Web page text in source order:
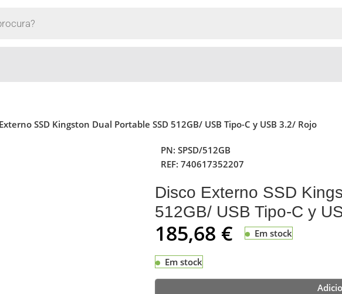
SSD Kingston Dual Portable SSD 512GB/ USB Tipo-C y USB 3.2/ Rojo
PN: SPSD/512GB
REF: 740617352207
Disco Externo SSD
512GB/ USB Tipo-C y
185,68 € Em stock
Em stock